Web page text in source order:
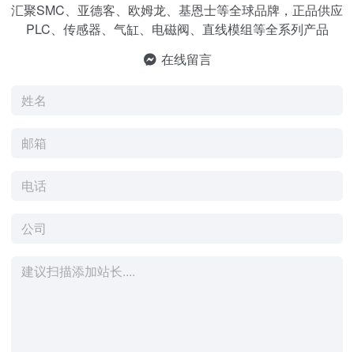
汇聚SMC、亚德客、欧姆龙、基恩士等全球品牌，正品供应
PLC、传感器、气缸、电磁阀、直线模组等全系列产品
在线留言